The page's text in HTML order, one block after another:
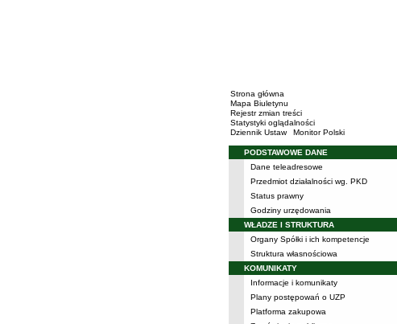
Strona główna
Mapa Biuletynu
Rejestr zmian treści
Statystyki oglądalności
Dziennik Ustaw
Monitor Polski
Menu
PODSTAWOWE DANE
Dane teleadresowe
Przedmiot działalności wg. PKD
Status prawny
Godziny urzędowania
WŁADZE I STRUKTURA
Organy Spółki i ich kompetencje
Struktura własnościowa
KOMUNIKATY
Informacje i komunikaty
Plany postępowań o UZP
Platforma zakupowa